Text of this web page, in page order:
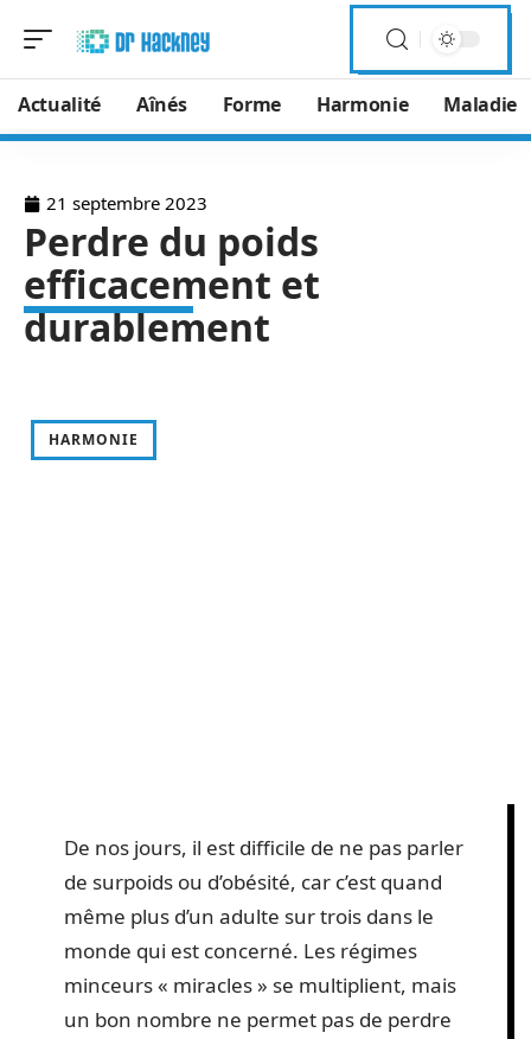
Actualité Aînés Forme Harmonie Maladie
21 septembre 2023
Perdre du poids
efficacement et
durablement
HARMONIE
De nos jours, il est difficile de ne pas parler
de surpoids ou d’obésité, car c’est quand
même plus d’un adulte sur trois dans le
monde qui est concerné. Les régimes
minceurs « miracles » se multiplient, mais
un bon nombre ne permet pas de perdre